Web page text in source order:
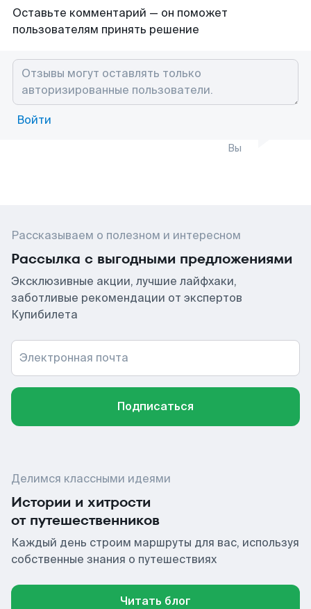
Оставьте комментарий — он поможет
пользователям принять решение
Войти
Вы
Рассказываем о полезном и интересном
Рассылка с выгодными предложениями
Эксклюзивные акции, лучшие лайфхаки,
заботливые рекомендации от экспертов
Купибилета
Электронная почта
Подписаться
Делимся классными идеями
Истории и хитрости
от путешественников
Каждый день строим маршруты для вас, используя
собственные знания о путешествиях
Читать блог